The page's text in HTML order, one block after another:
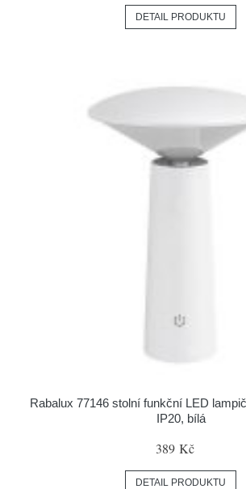
DETAIL PRODUKTU
Rabalux 77146 stolní funkční LED
IP20, bílá
389 Kč
DETAIL PRODUKTU